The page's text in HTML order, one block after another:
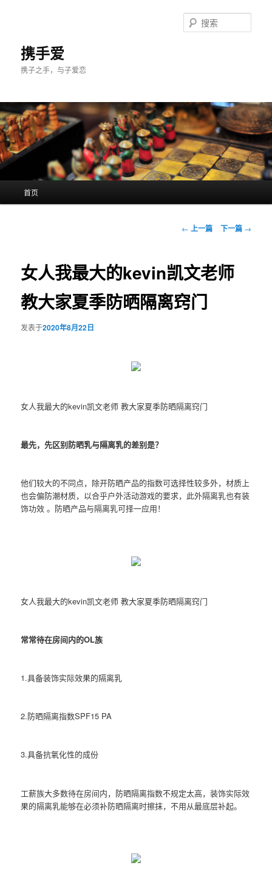
携手爱
携子之手，与子爱恋
索
首页
文
航
← 上一篇 下一篇 →
女人我最大的kevin凯文老师
教大家夏季防晒隔离窍门
发表于2020年8月22日
女人我最大的kevin凯文老师 教大家夏季防晒隔离窍门
最先，先区别防晒乳与隔离乳的差别是？
他们较大的不同点，除开防晒产品的指数可选择性较多外，材质上
也会偏防潮材质，以合乎户外活动游戏的要求，此外隔离乳也有装
饰功效 。防晒产品与隔离乳可择一应用！
女人我最大的kevin凯文老师 教大家夏季防晒隔离窍门
常常待在房间内的OL族
1.具备装饰实际效果的隔离乳
2.防晒隔离指数SPF15 PA
3.具备抗氧化性的成份
工薪族大多数待在房间内，防晒隔离指数不规定太高，装饰实际效
果的隔离乳能够在必须补防晒隔离时擦抹，不用从最底层补起。